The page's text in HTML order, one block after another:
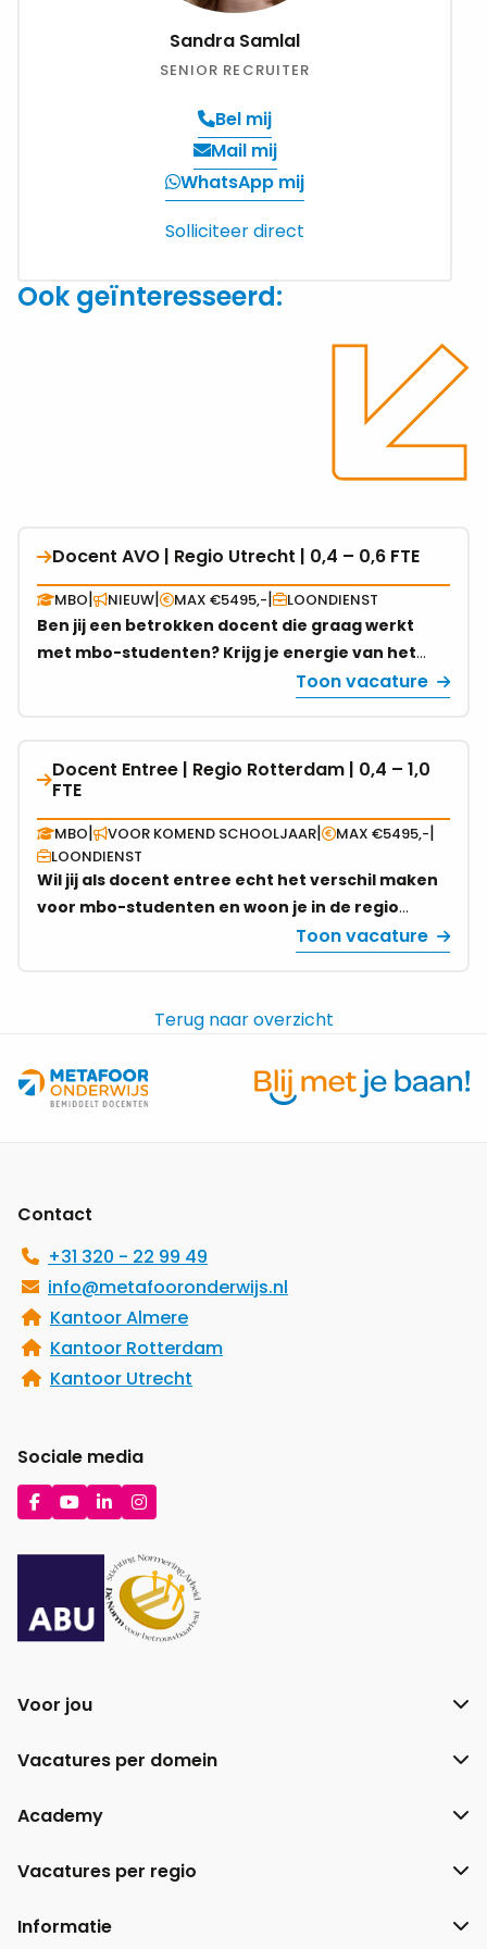
Sandra Samlal
SENIOR RECRUITER
Bel mij
Verzend
een
email
Mail mij
WhatsApp mij
Solliciteer direct
Ook geïnteresseerd:
Docent AVO | Regio Utrecht | 0,4 – 0,6 FTE
MBO| NIEUW| MAX €5495,-| LOONDIENST
Ben jij een betrokken docent die graag werkt
met mbo-studenten? Krijg je energie van het
combineren van AVO vakken met praktijkgericht
vacature in regio Utrecht (0,4-0,6 fte).
Toon vacature
Bekijk
vacature
over
Docent
AVO
0,4
–
0,6
FTE
Docent Entree | Regio Rotterdam | 0,4 – 1,0
FTE
MBO| VOOR KOMEND SCHOOLJAAR| MAX €5495,-|
LOONDIENST
Wil jij als docent entree echt het verschil maken
voor mbo-studenten en woon je in de regio
Rotterdam? Solliciteer nu en maak impact!
Toon vacature
Bekijk
vacature
over
Docent
Entree
|
FTE
Terug naar overzicht
Contact
+31 320 - 22 99 49
info@metafooronderwijs.nl
Kantoor Almere
Kantoor Rotterdam
Kantoor Utrecht
Sociale media
Ga
naar
Facebook
Ga
naar
YouTube
Ga
naar
LinkedIn
Ga
naar
Instagram
Voor jou
Vacatures per domein
Academy
Vacatures per regio
Informatie